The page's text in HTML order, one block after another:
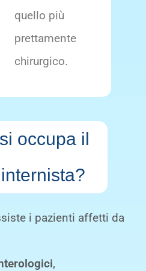
quello più
prettamente
chirurgico.
occupa il
i pazienti affetti da
,